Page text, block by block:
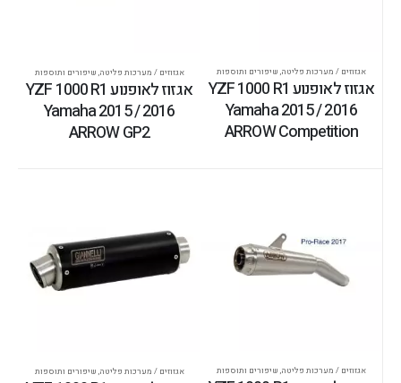
אגזוזים / מערכות פליטה, שיפורים ותוספות
אגזוז לאופנוע YZF 1000 R1
Yamaha 2015 / 2016
ARROW Competition
אגזוזים / מערכות פליטה, שיפורים ותוספות
אגזוז לאופנוע YZF 1000 R1
Yamaha 2015 / 2016
ARROW GP2
אגזוזים / מערכות פליטה, שיפורים ותוספות אגזוזים / מערכות פליטה, שיפורים ותוספות